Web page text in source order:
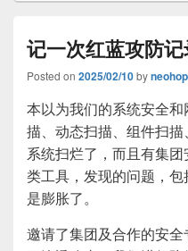
记一次红蓝攻防
Posted on 2025/02/10by
本以为我们的系统安全
描、动态扫描、组件扫
系统扫烂了，而且有集
类工具，发现的问题，
是膨胀了。
邀请了集团及合作的安